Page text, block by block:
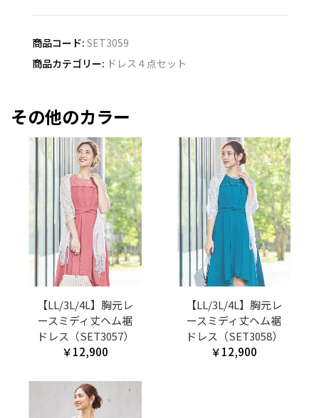
商品コード: SET3059
商品カテゴリー: ドレス４点セット
その他のカラー
【LL/3L/4L】胸元レ
ースミディ丈ヘム裾
ドレス（SET3057）
￥12,900
【LL/3L/4L】胸元レ
ースミディ丈ヘム裾
ドレス（SET3058）
￥12,900